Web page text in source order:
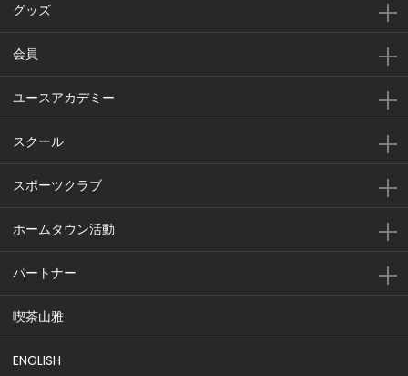
グッズ
会員
ユースアカデミー
スクール
スポーツクラブ
ホームタウン活動
パートナー
喫茶山雅
ENGLISH